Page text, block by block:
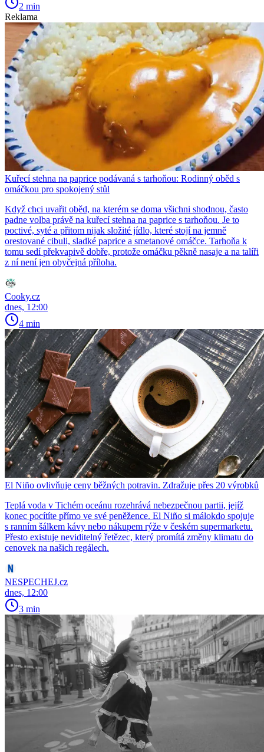
2 min
Reklama
Kuřecí stehna na paprice podávaná s tarhoňou: Rodinný oběd s
omáčkou pro spokojený stůl
Když chci uvařit oběd, na kterém se doma všichni shodnou, často
padne volba právě na kuřecí stehna na paprice s tarhoňou. Je to
poctivé, syté a přitom nijak složité jídlo, které stojí na jemně
orestované cibuli, sladké paprice a smetanové omáčce. Tarhoňa k
tomu sedí překvapivě dobře, protože omáčku pěkně nasaje a na talíři
z ní není jen obyčejná příloha.
Cooky.cz
dnes, 12:00
4 min
El Niño ovlivňuje ceny běžných potravin. Zdražuje přes 20 výrobků
Teplá voda v Tichém oceánu rozehrává nebezpečnou partii, jejíž
konec pocítíte přímo ve své peněžence. El Niño si málokdo spojuje
s ranním šálkem kávy nebo nákupem rýže v českém supermarketu.
Přesto existuje neviditelný řetězec, který promítá změny klimatu do
cenovek na našich regálech.
NESPECHEJ.cz
dnes, 12:00
3 min